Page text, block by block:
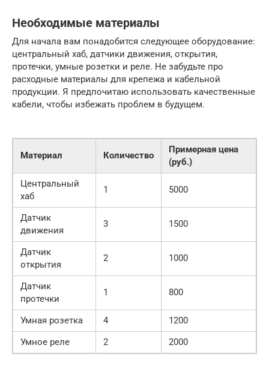
Необходимые материалы
Для начала вам понадобится следующее оборудование:
центральный хаб, датчики движения, открытия,
протечки, умные розетки и реле. Не забудьте про
расходные материалы для крепежа и кабельной
продукции. Я предпочитаю использовать качественные
кабели, чтобы избежать проблем в будущем.
Материал Количество
Примерная цена
(руб.)
Центральный
хаб
1 5000
Датчик
движения
3 1500
Датчик
открытия
2 1000
Датчик
протечки
1 800
Умная розетка 4
1200
Умное реле
2 2000